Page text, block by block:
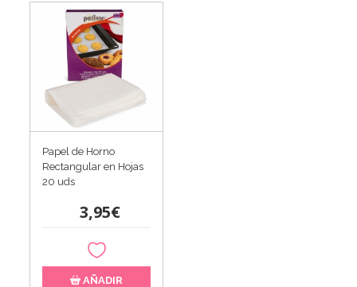
Papel de Horno
Rectangular en Hojas
20 uds
3,95€
AÑADIR